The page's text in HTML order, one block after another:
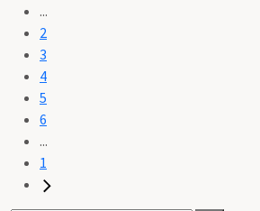
...
2
3
4
5
6
...
1